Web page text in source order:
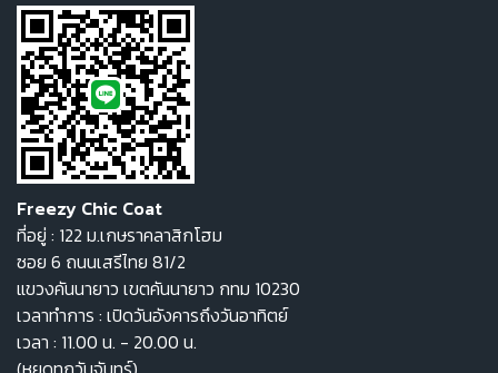
Freezy Chic Coat
ที่อยู่ : 122 ม.เกษราคลาสิกโฮม
ซอย 6 ถนนเสรีไทย 81/2
แขวงคันนายาว เขตคันนายาว กทม 10230
เวลาทำการ : เปิดวันอังคารถึงวันอาทิตย์
เวลา : 11.00 น. - 20.00 น.